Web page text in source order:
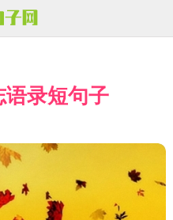
语录短句子